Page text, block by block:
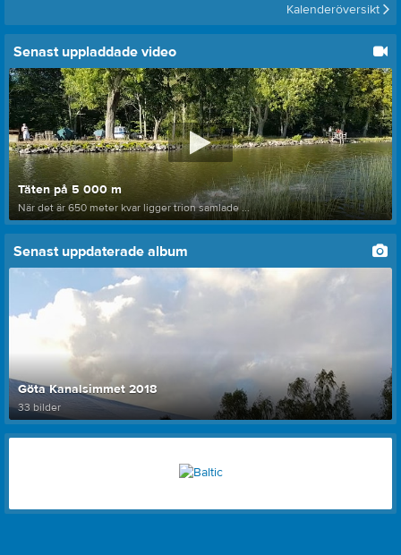
Kalenderöversikt
Senast uppladdade video
Täten på 5 000 m
När det är 650 meter kvar ligger trion samlade ...
Senast uppdaterade album
Göta Kanalsimmet 2018
33 bilder